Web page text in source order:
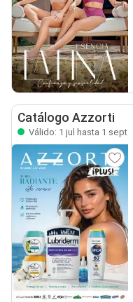
Catálogo Azzorti
Válido: 1 jul hasta 1 sept